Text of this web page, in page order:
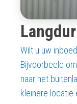
Wilt u uw
Bijvoorbeeld
naar het
kleinere locatie